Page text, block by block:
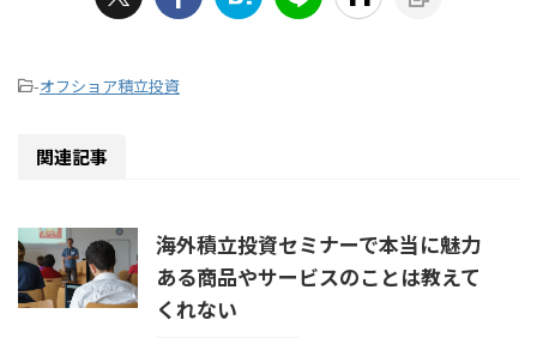
-オフショア積立投資
関連記事
海外積立投資セミナーで本当に魅力
ある商品やサービスのことは教えて
くれない